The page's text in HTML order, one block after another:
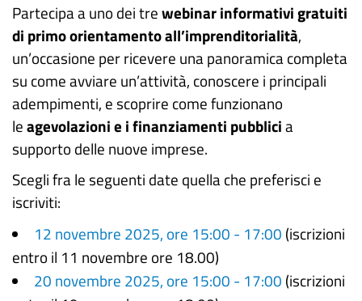
Partecipa a uno dei trewebinar informativi gratuiti
di primo orientamento all’imprenditorialità,
un’occasione per ricevere una panoramica completa
su come avviare un’attività, conoscere i principali
adempimenti, e scoprire come funzionano
leagevolazioni e i finanziamenti pubblicia
supporto delle nuove imprese.
Scegli fra le seguenti date quella che preferisci e
iscriviti:
12 novembre 2025, ore 15:00 - 17:00 (iscrizioni
entro il 11 novembre ore 18.00)
20 novembre 2025, ore 15:00 - 17:00 (iscrizioni